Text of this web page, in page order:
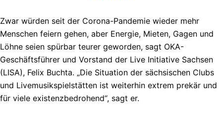
Zwar würden seit der Corona-Pandemie wieder mehr
Menschen feiern gehen, aber Energie, Mieten, Gagen und
Löhne seien spürbar teurer geworden, sagt OKA-
Geschäftsführer und Vorstand der Live Initiative Sachsen
(LISA), Felix Buchta. „Die Situation der sächsischen Clubs
und Livemusikspielstätten ist weiterhin extrem prekär und
für viele existenzbedrohend“, sagt er.